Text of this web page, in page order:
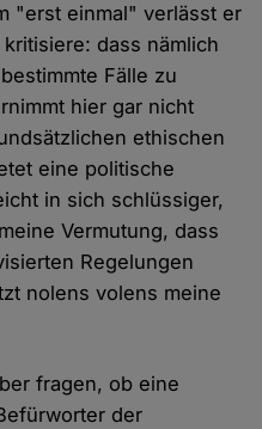
"erst einmal" verlässt er
dass nämlich
Fälle zu
hier gar nicht
ethischen
eine politische
in sich schlüssiger,
Vermutung, dass
Regelungen
nolens volens meine
fragen, ob eine
der